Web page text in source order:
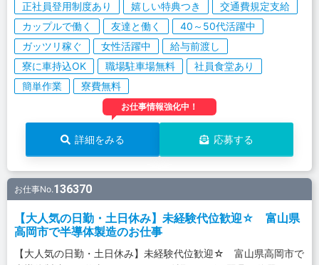
正社員登用制度あり 嬉しい特典つき
交通費規定支給
カップルで働く
友達と働く
40～50代活躍中
ガッツリ稼ぐ
女性活躍中
給与前渡し
寮に車持込OK
職場駐車場無料
社員食堂あり
簡単作業
寮費無料
お仕事情報強化中！
詳細をみる 応募する
お仕事No.136370
【大人気の日勤・土日休み】未経験代位歓迎☆ 富山県
高岡市で半導体製造のお仕事
【大人気の日勤・土日休み】未経験代位歓迎☆ 富山県高岡市で